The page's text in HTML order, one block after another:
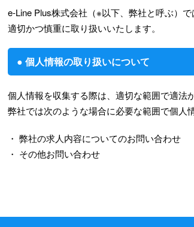
e-Line Plus株式会社（※以下、弊社と呼ぶ）
適切かつ慎重に取り扱いいたします。
● 個人情報の取り扱いについて
個人情報を収集する際は、適切な範囲で適法
弊社では次のような場合に必要な範囲で個人
・ 弊社の求人内容についてのお問い合わせ
・ その他お問い合わせ